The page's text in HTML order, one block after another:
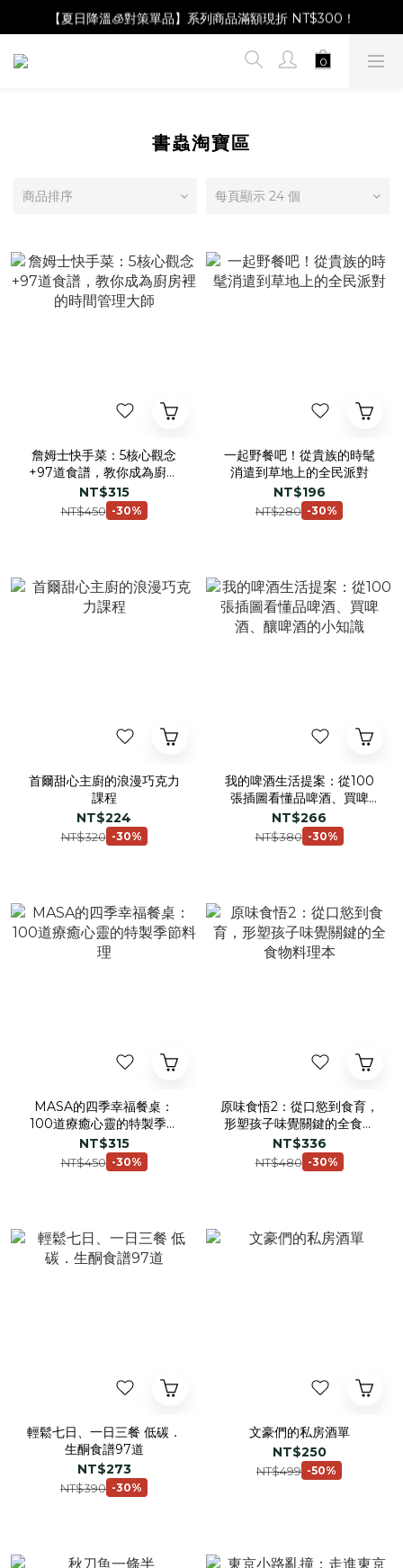
【Magazine B】單筆消費滿NT$2,000，即贈閱讀禮物明信片組
【夏日降溫🧊對策單品】系列商品滿額現折 NT$300！
【Magazine B】單筆消費滿NT$2,000，即贈閱讀禮物明信片組
書蟲淘寶區
商品排序 每頁顯示 24 個
詹姆士快手菜：5核心觀念
+97道食譜，教你成為廚房
裡的時間管理大師
NT$315
NT$450 -30%
一起野餐吧！從貴族的時髦
消遣到草地上的全民派對
NT$196
NT$280 -30%
首爾甜心主廚的浪漫巧克力
課程
NT$224
NT$320 -30%
我的啤酒生活提案：從100
張插圖看懂品啤酒、買啤
酒、釀啤酒的小知識
NT$266
NT$380 -30%
MASA的四季幸福餐桌：
100道療癒心靈的特製季節
料理
NT$315
NT$450 -30%
原味食悟2：從口慾到食育，
形塑孩子味覺關鍵的全食物
料理本
NT$336
NT$480 -30%
輕鬆七日、一日三餐 低碳．
生酮食譜97道
NT$273
NT$390 -30%
文豪們的私房酒單
NT$250
NT$499 -50%